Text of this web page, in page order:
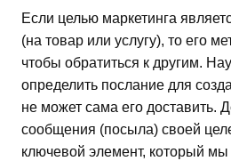
Если целью маркетинга
(на товар или услугу), то его
чтобы обратиться к другим.
определить послание для
не может сама его доставить.
сообщения (посыла) своей
ключевой элемент, который